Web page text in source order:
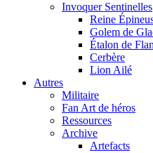
Invoquer Sentinelles
Reine
Golem de
Étalon de
Cerbère
Lion Ailé
Autres
Militaire
Fan Art de héros
Ressources
Archive
Artefacts